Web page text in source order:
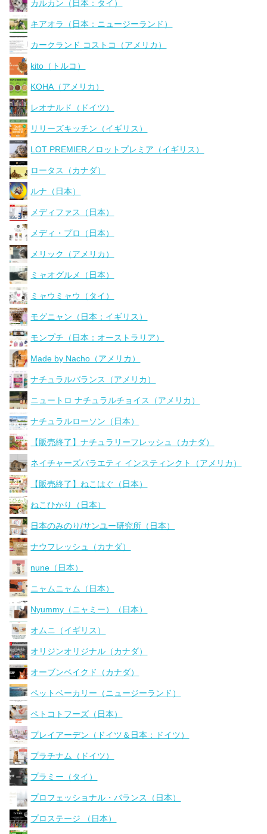
カルカン（日本：タイ）
キアオラ（日本：ニュージーランド）
カークランド コストコ（アメリカ）
kito（トルコ）
KOHA（アメリカ）
レオナルド（ドイツ）
リリーズキッチン（イギリス）
LOT PREMIER／ロットプレミア（イギリス）
ロータス（カナダ）
ルナ（日本）
メディファス（日本）
メディ・プロ（日本）
メリック（アメリカ）
ミャオグルメ（日本）
ミャウミャウ（タイ）
モグニャン（日本：イギリス）
モンプチ（日本：オーストラリア）
Made by Nacho（アメリカ）
ナチュラルバランス（アメリカ）
ニュートロ ナチュラルチョイス（アメリカ）
ナチュラルローソン（日本）
【販売終了】ナチュラリーフレッシュ（カナダ）
ネイチャーズバラエティ インスティンクト（アメリカ）
【販売終了】ねこはぐ（日本）
ねこひかり（日本）
日本のみのり/サンユー研究所（日本）
ナウフレッシュ（カナダ）
nune（日本）
ニャムニャム（日本）
Nyummy（ニャミー）（日本）
オムニ（イギリス）
オリジンオリジナル（カナダ）
オーブンベイクド（カナダ）
ペットベーカリー（ニュージーランド）
ペトコトフーズ（日本）
プレイアーデン（ドイツ＆日本：ドイツ）
プラチナム（ドイツ）
プラミー（タイ）
プロフェッショナル・バランス（日本）
プロステージ （日本）